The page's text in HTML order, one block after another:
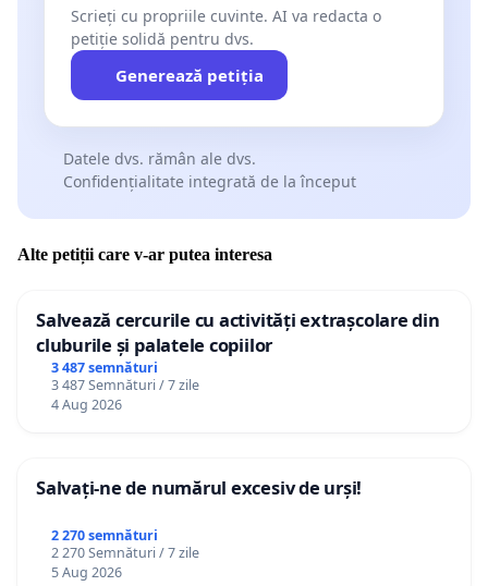
Scrieți cu propriile cuvinte. AI va redacta o
petiție solidă pentru dvs.
Generează petiția
Datele dvs. rămân ale dvs.
Confidențialitate integrată de la început
Alte petiții care v-ar putea interesa
Salvează cercurile cu activități extrașcolare din
cluburile și palatele copiilor
3 487 semnături
3 487 Semnături / 7 zile
4 Aug 2026
Salvați-ne de numărul excesiv de urși!
2 270 semnături
2 270 Semnături / 7 zile
5 Aug 2026